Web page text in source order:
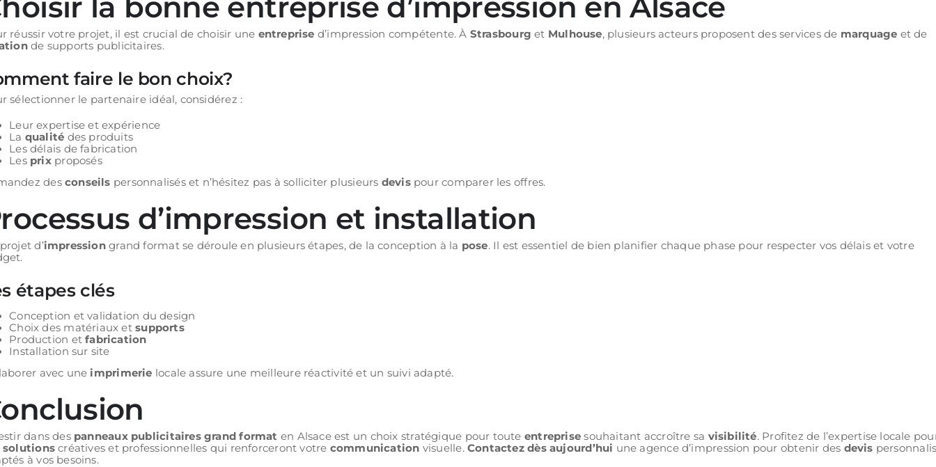
réussir votre projet, il est crucial de choisir une entreprise d’impression compétente. À Strasbourg et Mulhouse, plusieurs acteurs proposent des services de marquage et de
de supports publicitaires.
faire le bon choix?
sélectionner le partenaire idéal, considérez :
Leur expertise et expérience
La qualité des produits
Les délais de fabrication
Les prixproposés
des conseils personnalisés et n’hésitez pas à solliciter plusieurs devispour comparer les offres.
d’impression et installation
d’impressiongrand format se déroule en plusieurs étapes, de la conception à la pose. Il est essentiel de bien planifier chaque phase pour respecter vos délais et votre
étapes clés
Conception et validation du design
Choix des matériaux etsupports
Production etfabrication
Installation sur site
avec uneimprimerie locale assure une meilleure réactivité et un suivi adapté.
dans des panneaux publicitaires grand format en Alsace est un choix stratégique pour toute entreprise souhaitant accroître sa visibilité. Profitez de l’expertise locale
solutionscréatives et professionnelles qui renforceront votre communication visuelle. Contactez dès aujourd’hui une agence d’impression pour obtenir des devis
à vos besoins.